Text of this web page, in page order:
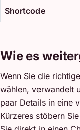
Shortcode
Wie es
Wenn Sie die
wählen, verwandelt
paar Details in eine
Kürzeres stöbern